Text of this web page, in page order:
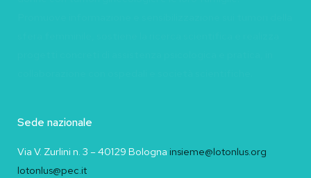
Sede nazionale
Via V. Zurlini n. 3 – 40129 Bologna insieme@lotonlus.org
lotonlus@pec.it